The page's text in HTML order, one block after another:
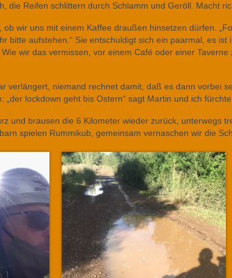
die Reifen schlittern durch Schlamm und Geröll. Macht
ob wir uns mit einem Kaffee draußen hinsetzen dürfen.
bitte aufstehen.“ Sie entschuldigt sich ein paarmal, es
wir das vermissen, vor einem Café oder einer
verlängert, niemand rechnet damit, daß es dann vorbei
„der lockdown geht bis Ostern“ sagt Martin und ich
und brausen die 6 Kilometer wieder zurück, unterwegs
spielen Rummikub, gemeinsam vernaschen wir die